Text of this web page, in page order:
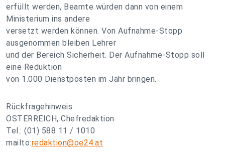
erfüllt werden, Beamte würden dann von einem
Ministerium ins andere
versetzt werden können. Von Aufnahme-Stopp
ausgenommen bleiben Lehrer
und der Bereich Sicherheit. Der Aufnahme-Stopp soll
eine Reduktion
von 1.000 Dienstposten im Jahr bringen.
Rückfragehinweis:
ÖSTERREICH, Chefredaktion
Tel.: (01) 588 11 / 1010
mailto:redaktion@oe24.at